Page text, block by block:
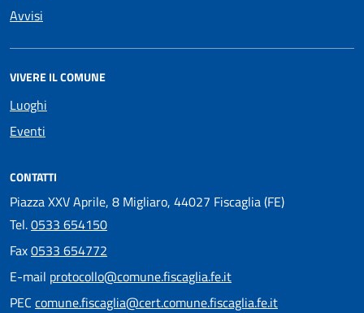
Avvisi
VIVERE IL COMUNE
Luoghi
Eventi
CONTATTI
Piazza XXV Aprile, 8 Migliaro, 44027 Fiscaglia (FE)
Tel.0533 654150
Fax0533 654772
E-mail protocollo@comune.fiscaglia.fe.it
PEC comune.fiscaglia@cert.comune.fiscaglia.fe.it